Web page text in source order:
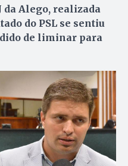
da Alego, realizada
do PSL se sentiu
de liminar para